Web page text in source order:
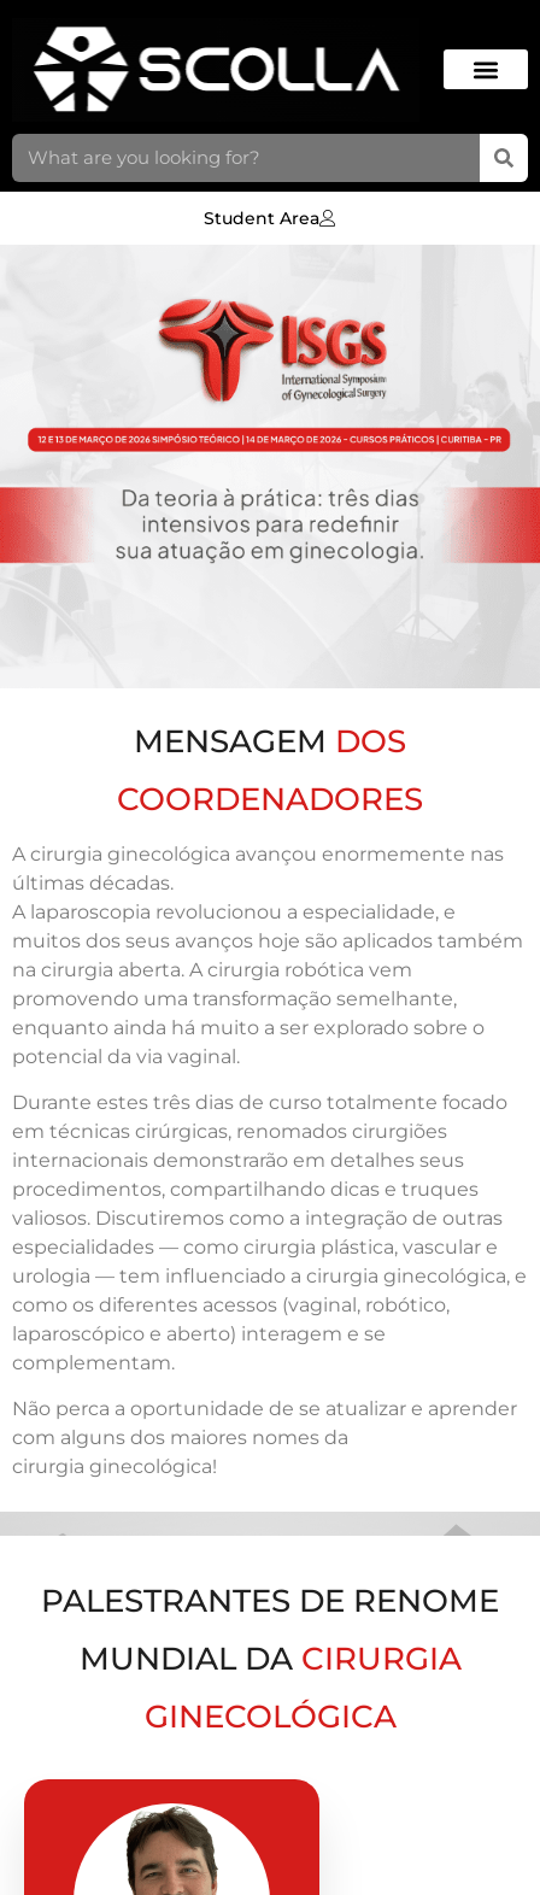
Student Area
MENSAGEM DOS
COORDENADORES
A cirurgia ginecológica avançou enormemente nas
últimas décadas.
A laparoscopia revolucionou a especialidade, e
muitos dos seus avanços hoje são aplicados também
na cirurgia aberta. A cirurgia robótica vem
promovendo uma transformação semelhante,
enquanto ainda há muito a ser explorado sobre o
potencial da via vaginal.
Durante estes três dias de curso totalmente focado
em técnicas cirúrgicas, renomados cirurgiões
internacionais demonstrarão em detalhes seus
procedimentos, compartilhando dicas e truques
valiosos. Discutiremos como a integração de outras
especialidades — como cirurgia plástica, vascular e
urologia — tem influenciado a cirurgia ginecológica, e
como os diferentes acessos (vaginal, robótico,
laparoscópico e aberto) interagem e se
complementam.
Não perca a oportunidade de se atualizar e aprender
com alguns dos maiores nomes da
cirurgia ginecológica!
PALESTRANTES DE RENOME
MUNDIAL DA CIRURGIA
GINECOLÓGICA